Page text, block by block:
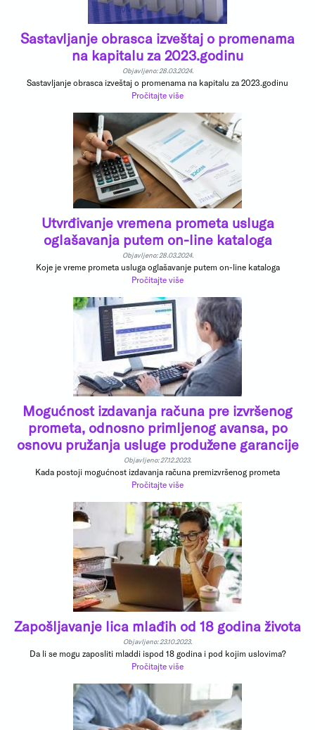
Sastavljanje obrasca izveštaj o promenama
na kapitalu za 2023.godinu
Objavljeno: 28.03.2024.
Sastavljanje obrasca izveštaj o promenama na kapitalu za 2023.godinu
Pročitajte više
Utvrđivanje vremena prometa usluga
oglašavanja putem on-line kataloga
Objavljeno: 28.03.2024.
Koje je vreme prometa usluga oglašavanje putem on-line kataloga
Pročitajte više
Mogućnost izdavanja računa pre izvršenog
prometa, odnosno primljenog avansa, po
osnovu pružanja usluge produžene garancije
Objavljeno: 27.12.2023.
Kada postoji mogućnost izdavanja računa premizvršenog prometa
Pročitajte više
Zapošljavanje lica mlađih od 18 godina života
Objavljeno: 23.10.2023.
Da li se mogu zaposliti mladdi ispod 18 godina i pod kojim uslovima?
Pročitajte više